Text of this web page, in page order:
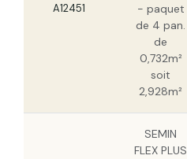
A12451
- paquet
de 4 pan.
de
0,732m²
soit
2,928m²
SEMIN
FLEX PLUS